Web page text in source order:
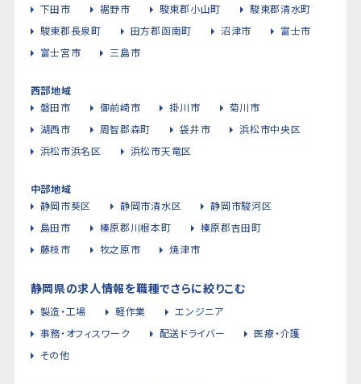
下田市
裾野市 駿東郡小山町
駿東郡清水町
駿東郡長泉町
田方郡函南町 沼津市
富士市
富士宮市
三島市
西部地域
磐田市
御前崎市 掛川市
菊川市
湖西市
周智郡森町 袋井市
浜松市中央区
浜松市浜名区
浜松市天竜区
中部地域
静岡市葵区
静岡市清水区
静岡市駿河区
島田市
榛原郡川根本町
榛原郡吉田町
藤枝市
牧之原市 焼津市
静岡県の求人情報を職種でさらに絞りこむ
製造・工場 軽作業
エンジニア
事務・オフィスワーク
配送ドライバー
医療・介護
その他